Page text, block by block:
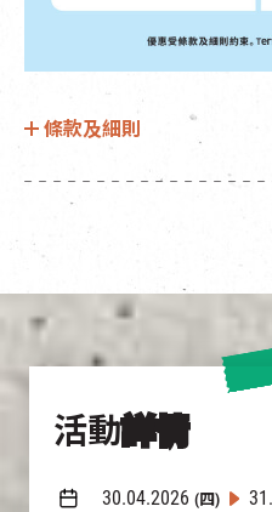
活動詳情
30.04.2026 (四)
條款及細則